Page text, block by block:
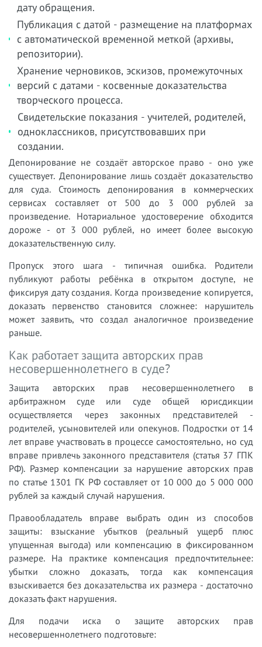
дату обращения.
Публикация с датой - размещение на платформах
с автоматической временной меткой (архивы,
репозитории).
Хранение черновиков, эскизов, промежуточных
версий с датами - косвенные доказательства
творческого процесса.
Свидетельские показания - учителей, родителей,
одноклассников, присутствовавших при
создании.
Депонирование не создаёт авторское право - оно уже
существует. Депонирование лишь создаёт доказательство
для суда. Стоимость депонирования в коммерческих
сервисах составляет от 500 до 3 000 рублей за
произведение. Нотариальное удостоверение обходится
дороже - от 3 000 рублей, но имеет более высокую
доказательственную силу.
Пропуск этого шага - типичная ошибка. Родители
публикуют работы ребёнка в открытом доступе, не
фиксируя дату создания. Когда произведение копируется,
доказать первенство становится сложнее: нарушитель
может заявить, что создал аналогичное произведение
раньше.
Как работает защита авторских прав
несовершеннолетнего в суде?
Защита авторских прав несовершеннолетнего в
арбитражном суде или суде общей юрисдикции
осуществляется через законных представителей -
родителей, усыновителей или опекунов. Подростки от 14
лет вправе участвовать в процессе самостоятельно, но суд
вправе привлечь законного представителя (статья 37 ГПК
РФ). Размер компенсации за нарушение авторских прав
по статье 1301 ГК РФ составляет от 10 000 до 5 000 000
рублей за каждый случай нарушения.
Правообладатель вправе выбрать один из способов
защиты: взыскание убытков (реальный ущерб плюс
упущенная выгода) или компенсацию в фиксированном
размере. На практике компенсация предпочтительнее:
убытки сложно доказать, тогда как компенсация
взыскивается без доказательства их размера - достаточно
доказать факт нарушения.
Для подачи иска о защите авторских прав
несовершеннолетнего подготовьте: